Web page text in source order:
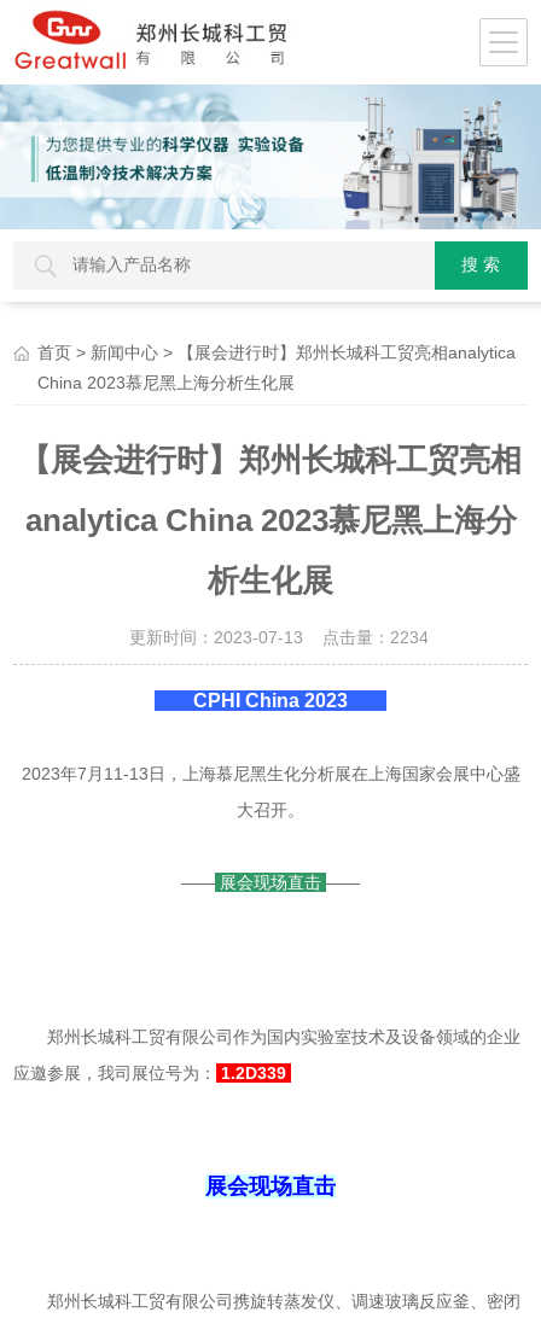
首页 > 新闻中心 > 【展会进行时】郑州长城科工贸亮相analytica
China 2023慕尼黑上海分析生化展
【展会进行时】郑州长城科工贸亮相
analytica China 2023慕尼黑上海分
析生化展
更新时间：2023-07-13 点击量： 2234
CPHI China 2023
2023年7月11-13日，上海慕尼黑生化分析展在上海国家会展中心盛
大召开。
—— 展会现场直击 ——
郑州长城科工贸有限公司作为国内实验室技术及设备领域的企业
应邀参展，我司展位号为：
1.2D339
展会现场直击
郑州长城科工贸有限公司携旋转蒸发仪、调速玻璃反应釜、密闭